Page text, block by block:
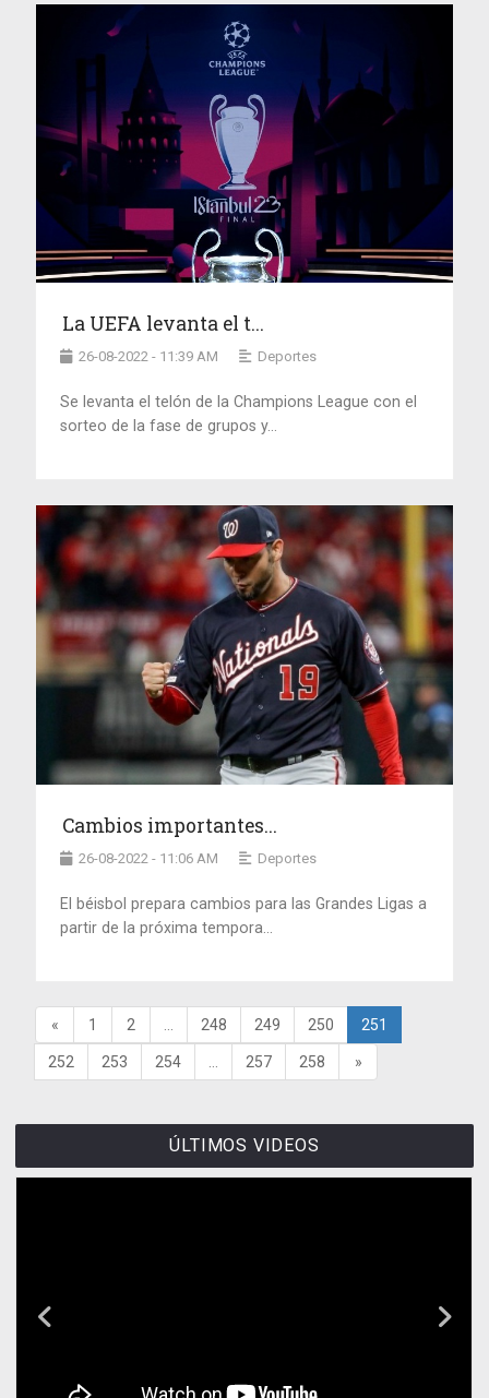
La UEFA levanta el t...
26-08-2022 - 11:39 AM Deportes
Se levanta el telón de la Champions League con el
sorteo de la fase de grupos y...
Cambios importantes...
26-08-2022 - 11:06 AM Deportes
El béisbol prepara cambios para las Grandes Ligas a
partir de la próxima tempora...
« 1 2 248 249 250 251
252 253 254 257 258 »
ÚLTIMOS VIDEOS